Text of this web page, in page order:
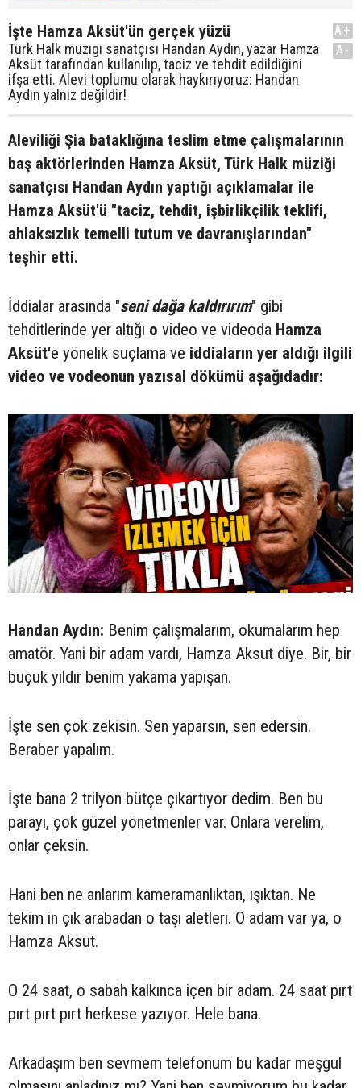
İşte Hamza Aksüt'ün gerçek yüzü
Türk Halk müzigi sanatçısı Handan Aydın, yazar Hamza
Aksüt tarafından kullanılıp, taciz ve tehdit edildiğini
ifşa etti. Alevi toplumu olarak haykırıyoruz: Handan
Aydın yalnız değildir!
A+
A-
Aleviliği Şia bataklığına teslim etme çalışmalarının
baş aktörlerinden Hamza Aksüt, Türk Halk müziği
sanatçısı Handan Aydın yaptığı açıklamalar ile
Hamza Aksüt'ü "taciz, tehdit, işbirlikçilik teklifi,
ahlaksızlık temelli tutum ve davranışlarından"
teşhir etti.
İddialar arasında "seni dağa kaldırırım" gibi
tehditlerinde yer altığı o video ve videoda Hamza
Aksüt'e yönelik suçlama ve iddiaların yer aldığı ilgili
video ve vodeonun yazısal dökümü aşağıdadır:
Handan Aydın: Benim çalışmalarım, okumalarım hep
amatör. Yani bir adam vardı, Hamza Aksut diye. Bir, bir
buçuk yıldır benim yakama yapışan.
İşte sen çok zekisin. Sen yaparsın, sen edersin.
Beraber yapalım.
İşte bana 2 trilyon bütçe çıkartıyor dedim. Ben bu
parayı, çok güzel yönetmenler var. Onlara verelim,
onlar çeksin.
Hani ben ne anlarım kameramanlıktan, ışıktan. Ne
tekim in çık arabadan o taşı aletleri. O adam var ya, o
Hamza Aksut.
O 24 saat, o sabah kalkınca içen bir adam. 24 saat pırt
pırt pırt pırt herkese yazıyor. Hele bana.
Arkadaşım ben sevmem telefonum bu kadar meşgul